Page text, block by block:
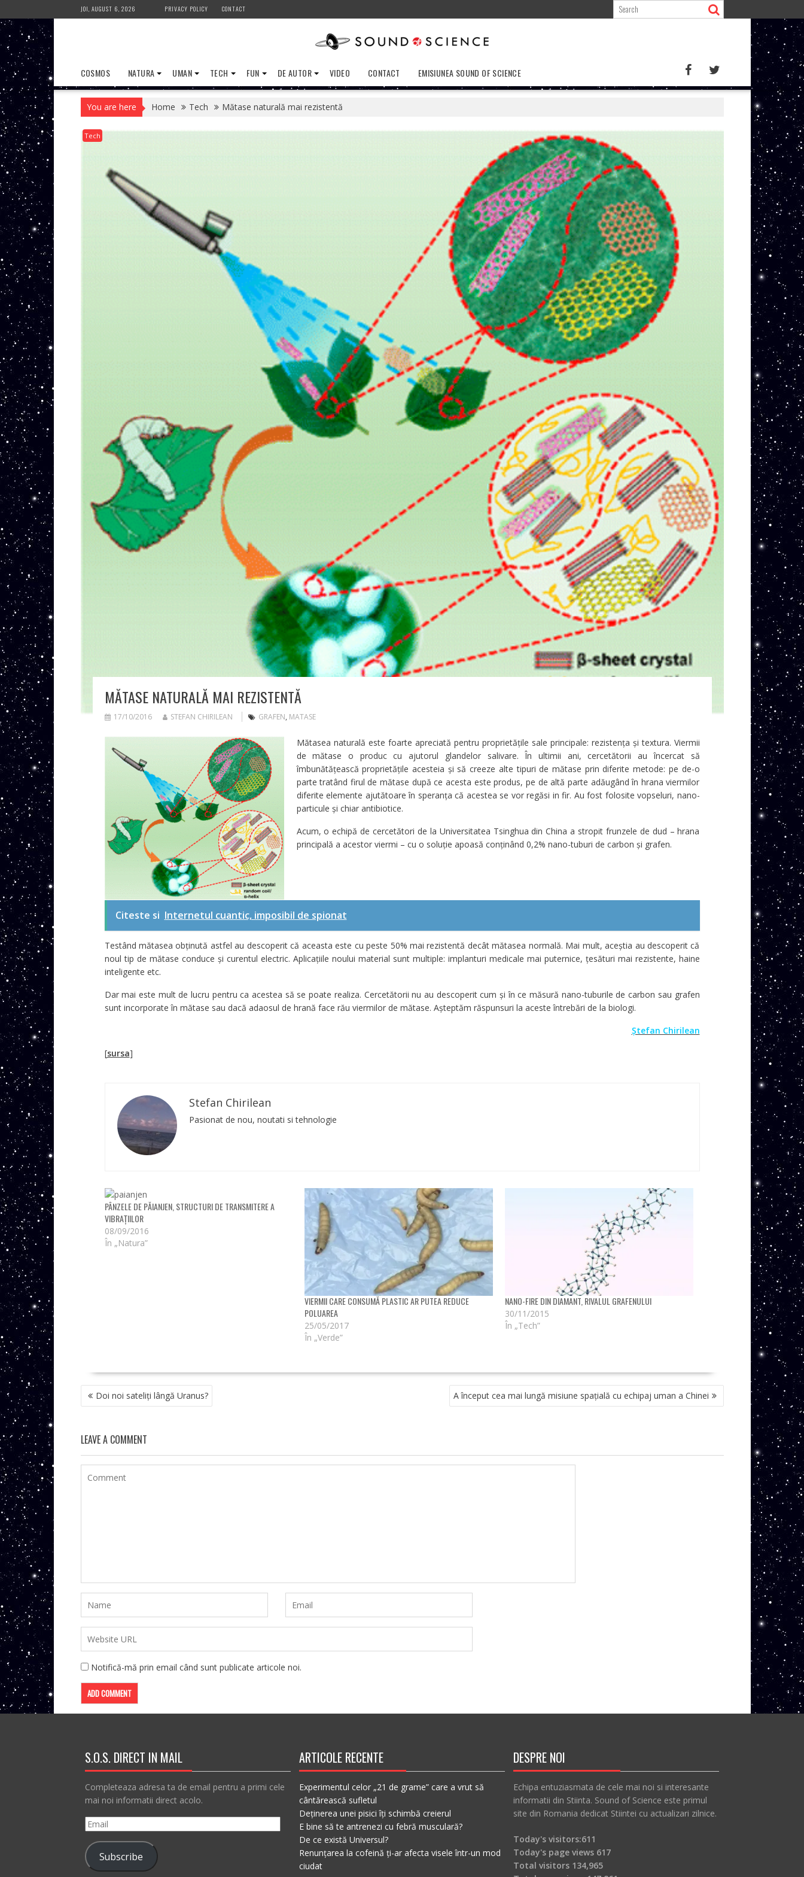
to
content
JOI, AUGUST 6, 2026 PRIVACY POLICY CONTACT
COSMOS NATURA UMAN TECH FUN DE AUTOR VIDEO CONTACT EMISIUNEA SOUND OF SCIENCE
You are here Home Tech Mătase naturală mai rezistentă
Tech
MĂTASE NATURALĂ MAI REZISTENTĂ
17/10/2016 STEFAN CHIRILEAN GRAFEN, MATASE
Mătasea naturală este foarte apreciată pentru proprietățile sale principale: rezistența și textura. Viermii
de mătase o produc cu ajutorul glandelor salivare. În ultimii ani, cercetătorii au încercat să
îmbunătățească proprietățile acesteia și să creeze alte tipuri de mătase prin diferite metode: pe de-o
parte tratând firul de mătase după ce acesta este produs, pe de altă parte adăugând în hrana viermilor
diferite elemente ajutătoare în speranța că acestea se vor regăsi in fir. Au fost folosite vopseluri, nano-
particule și chiar antibiotice.
Acum, o echipă de cercetători de la Universitatea Tsinghua din China a stropit frunzele de dud – hrana
principală a acestor viermi – cu o soluție apoasă conținând 0,2% nano-tuburi de carbon și grafen.
Citeste si Internetul cuantic, imposibil de spionat
Testând mătasea obținută astfel au descoperit că aceasta este cu peste 50% mai rezistentă decât mătasea normală. Mai mult, aceștia au descoperit că
noul tip de mătase conduce și curentul electric. Aplicațiile noului material sunt multiple: implanturi medicale mai puternice, țesături mai rezistente, haine
inteligente etc.
Dar mai este mult de lucru pentru ca acestea să se poate realiza. Cercetătorii nu au descoperit cum și în ce măsură nano-tuburile de carbon sau grafen
sunt incorporate în mătase sau dacă adaosul de hrană face rău viermilor de mătase. Așteptăm răspunsuri la aceste întrebări de la biologi.
Ștefan Chirilean
[sursa]
Stefan Chirilean
Pasionat de nou, noutati si tehnologie
PÂNZELE DE PĂIANJEN, STRUCTURI DE TRANSMITERE A
VIBRAȚIILOR
08/09/2016
În „Natura”
VIERMII CARE CONSUMĂ PLASTIC AR PUTEA REDUCE
POLUAREA
25/05/2017
În „Verde”
NANO-FIRE DIN DIAMANT, RIVALUL GRAFENULUI
30/11/2015
În „Tech”
NAVIGARE
ÎN Doi noi sateliți lângă Uranus? A început cea mai lungă misiune spațială cu echipaj uman a Chinei
LEAVE A COMMENT
Notifică-mă prin email când sunt publicate articole noi.
S.O.S. DIRECT IN MAIL
Completeaza adresa ta de email pentru a primi cele
mai noi informatii direct acolo.
Email
Subscribe
ARTICOLE RECENTE
Experimentul celor „21 de grame” care a vrut să
cântărească sufletul
Deținerea unei pisici îți schimbă creierul
E bine să te antrenezi cu febră musculară?
De ce există Universul?
Renunțarea la cofeină ți-ar afecta visele într-un mod
ciudat
DESPRE NOI
Echipa entuziasmata de cele mai noi si interesante
informatii din Stiinta. Sound of Science este primul
site din Romania dedicat Stiintei cu actualizari zilnice.
Today's visitors:611
Today's page views 617
Total visitors 134,965